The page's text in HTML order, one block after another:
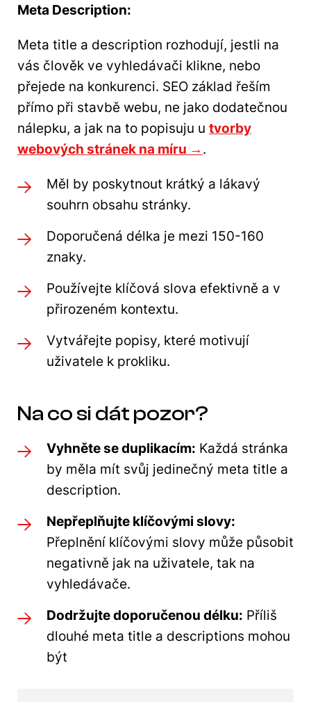
Meta Description:
Meta title a description rozhodují, jestli na
vás člověk ve vyhledávači klikne, nebo
přejede na konkurenci. SEO základ řeším
přímo při stavbě webu, ne jako dodatečnou
nálepku, a jak na to popisuju u tvorby
webových stránek na míru → .
Měl by poskytnout krátký a lákavý
souhrn obsahu stránky.
Doporučená délka je mezi 150-160
znaky.
Používejte klíčová slova efektivně a v
přirozeném kontextu.
Vytvářejte popisy, které motivují
uživatele k prokliku.
Na co si dát pozor?
Vyhněte se duplikacím: Každá stránka
by měla mít svůj jedinečný meta title a
description.
Nepřeplňujte klíčovými slovy:
Přeplnění klíčovými slovy může působit
negativně jak na uživatele, tak na
vyhledávače.
Dodržujte doporučenou délku: Příliš
dlouhé meta title a descriptions mohou
být